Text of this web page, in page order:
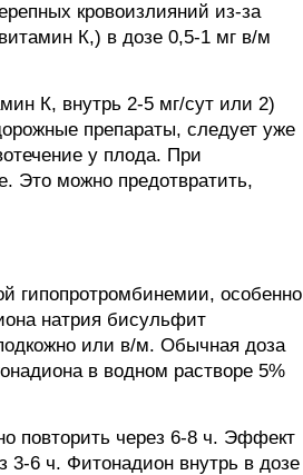
кровоизлияний из-за
К,) в дозе 0,5-1 мг в/м
К, внутрь 2-5 мг/сут или 2)
препараты, следует уже
у плода. При
Это можно предотвратить,
гипопротромбинемии, особенно
натрия бисульфит
или в/м. Обычная доза
в водном растворе 5%
повторить через 6-8 ч. Эффект
3-6 ч. Фитонадион внутрь в дозе